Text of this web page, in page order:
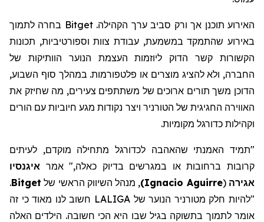
האירוע תוכנן אך ורק סביב ערך הקהילה. Bitget בחרה לתמוך
באירוע שהתמקד במשמעת, עבודת צוות וספורטיביות, תכונות
הקשורות קשר הדוק ליוזמות העצמת הנוער הוותיקות של
החברה, ולא להציג מוצרים או פלטפורמות. במהלך סוף השבוע,
הדוכן משך תורים ארוכים של משתתפים צעירים, מה שחיזק את
האווירה החגיגית של הטורניר ויצר נקודות מגע חיוביות עם הורים
וקהילות כדורגל מקומיות.
"תמיד האמנתי שהאהבה לכדורגל מתחילה מוקדם, לעיתים
קרובות ברחובות או במגרשים בדיוק כאלה," אמר איגנסיו
אגירה (
Ignacio Aguirre
)
, מנהלהשיווק הראשי של Bitget
.
"להיות חלק מטורניר הנוער של LALIGA חשוב לנו מאוד כי זה
אומרלתמוך בתשוקה בגיל שבו היא הכי חשובה. הילדים האלה